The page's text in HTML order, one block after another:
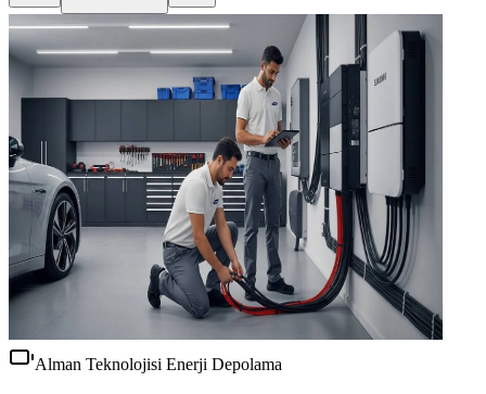
Alman Teknolojisi Enerji Depolama